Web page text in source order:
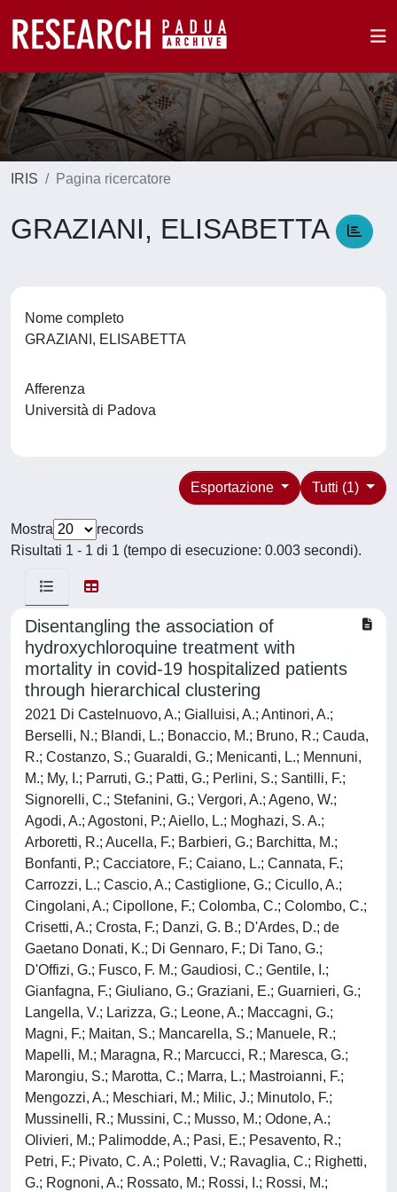
IRIS Pagina ricercatore
GRAZIANI, ELISABETTA
Nome completo
GRAZIANI, ELISABETTA
Afferenza
Università di Padova
Tutti (1)
Esportazione
Mostra
records
Risultati 1 - 1 di 1 (tempo di esecuzione: 0.003 secondi).
Disentangling the association of
hydroxychloroquine treatment with
mortality in covid-19 hospitalized patients
through hierarchical clustering
2021 Di Castelnuovo, A.; Gialluisi, A.; Antinori, A.;
Berselli, N.; Blandi, L.; Bonaccio, M.; Bruno, R.; Cauda,
R.; Costanzo, S.; Guaraldi, G.; Menicanti, L.; Mennuni,
M.; My, I.; Parruti, G.; Patti, G.; Perlini, S.; Santilli, F.;
Signorelli, C.; Stefanini, G.; Vergori, A.; Ageno, W.;
Agodi, A.; Agostoni, P.; Aiello, L.; Moghazi, S. A.;
Arboretti, R.; Aucella, F.; Barbieri, G.; Barchitta, M.;
Bonfanti, P.; Cacciatore, F.; Caiano, L.; Cannata, F.;
Carrozzi, L.; Cascio, A.; Castiglione, G.; Cicullo, A.;
Cingolani, A.; Cipollone, F.; Colomba, C.; Colombo, C.;
Crisetti, A.; Crosta, F.; Danzi, G. B.; D'Ardes, D.; de
Gaetano Donati, K.; Di Gennaro, F.; Di Tano, G.;
D'Offizi, G.; Fusco, F. M.; Gaudiosi, C.; Gentile, I.;
Gianfagna, F.; Giuliano, G.; Graziani, E.; Guarnieri, G.;
Langella, V.; Larizza, G.; Leone, A.; Maccagni, G.;
Magni, F.; Maitan, S.; Mancarella, S.; Manuele, R.;
Mapelli, M.; Maragna, R.; Marcucci, R.; Maresca, G.;
Marongiu, S.; Marotta, C.; Marra, L.; Mastroianni, F.;
Mengozzi, A.; Meschiari, M.; Milic, J.; Minutolo, F.;
Mussinelli, R.; Mussini, C.; Musso, M.; Odone, A.;
Olivieri, M.; Palimodde, A.; Pasi, E.; Pesavento, R.;
Petri, F.; Pivato, C. A.; Poletti, V.; Ravaglia, C.; Righetti,
G.; Rognoni, A.; Rossato, M.; Rossi, I.; Rossi, M.;